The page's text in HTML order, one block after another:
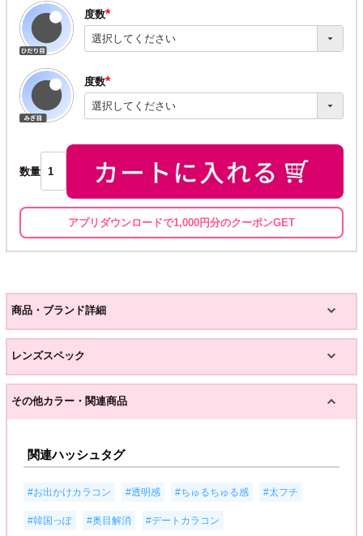
度数
(必
須)
度数
(必
須)
数量
アプリダウンロードで1,000円分のクーポンGET
商品・ブランド詳細
レンズスペック
その他カラー・関連商品
関連ハッシュタグ
#お出かけカラコン #透明感 #ちゅるちゅる感 #太フチ
#韓国っぽ #奥目解消 #デートカラコン